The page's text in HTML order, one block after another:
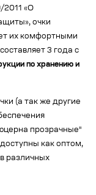
2011 «О
очки
их комфортными
3 года с
по хранению и
(а так же другие
прозрачные"
как оптом,
различных